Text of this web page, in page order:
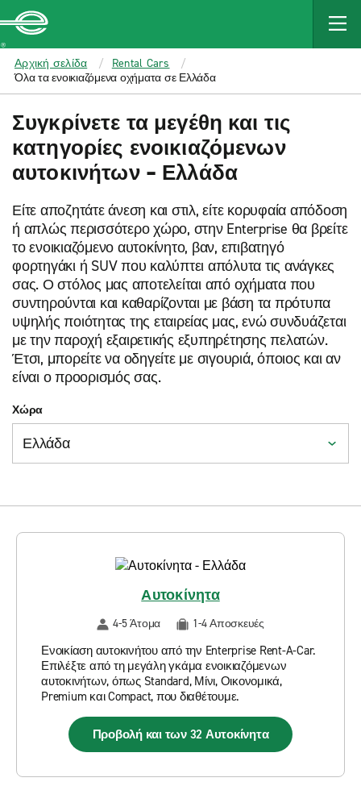
MAIN
CONTENT
Enterprise
Αρχική σελίδα
Rental Cars
Όλα τα ενοικιαζόμενα οχήματα σε Ελλάδα
Συγκρίνετε τα μεγέθη και τις
κατηγορίες ενοικιαζόμενων
αυτοκινήτων – Ελλάδα
Είτε αποζητάτε άνεση και στιλ, είτε κορυφαία απόδοση
ή απλώς περισσότερο χώρο, στην Enterprise θα βρείτε
το ενοικιαζόμενο αυτοκίνητο, βαν, επιβατηγό
φορτηγάκι ή SUV που καλύπτει απόλυτα τις ανάγκες
σας. Ο στόλος μας αποτελείται από οχήματα που
συντηρούνται και καθαρίζονται με βάση τα πρότυπα
υψηλής ποιότητας της εταιρείας μας, ενώ συνδυάζεται
με την παροχή εξαιρετικής εξυπηρέτησης πελατών.
Έτσι, μπορείτε να οδηγείτε με σιγουριά, όποιος και αν
είναι ο προορισμός σας.
Χώρα
Αυτοκίνητα
4-5 Άτομα 1-4 Αποσκευές
Ενοικίαση αυτοκινήτου από την Enterprise Rent-A-Car.
Επιλέξτε από τη μεγάλη γκάμα ενοικιαζόμενων
αυτοκινήτων, όπως Standard, Μίνι, Οικονομικά,
Premium και Compact, που διαθέτουμε.
Προβολή και των 32 Αυτοκίνητα